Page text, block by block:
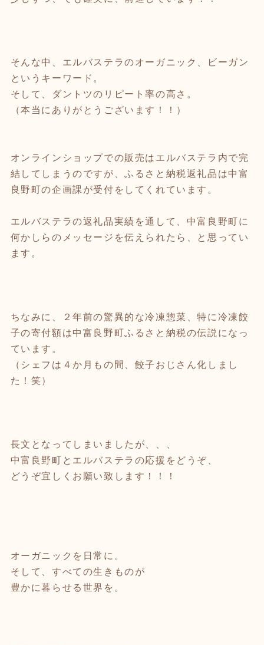
そんな中、エルバステラのオーガニック、ビーガン
というキーワード。
そして、ダントツのリピート率の高さ。
（本当にありがとうございます！！）
オンラインショップでの販売はエルバステラ内で完
結してしまうのですが、ふるさと納税返礼品は中富
良野町の企画課が受付をしてくれています。
エルバステラの返礼品実績を通して、中富良野町に
何かしらのメッセージを伝えられたら、と思ってい
ます。
ちなみに、２年前の驚異的な冷凍惣菜、特に冷凍餃
子の寄付額は中富良野町ふるさと納税の伝説になっ
ています。
（シェフは４か月もの間、餃子おじさん化しまし
た！笑）
長文となってしまいましたが、、、
中富良野町とエルバステラの応援をどうぞ、
どうぞ宜しくお願い致します！！！
オーガニックを日常に。
そして、すべての生きものが
豊かに暮らせる世界を。